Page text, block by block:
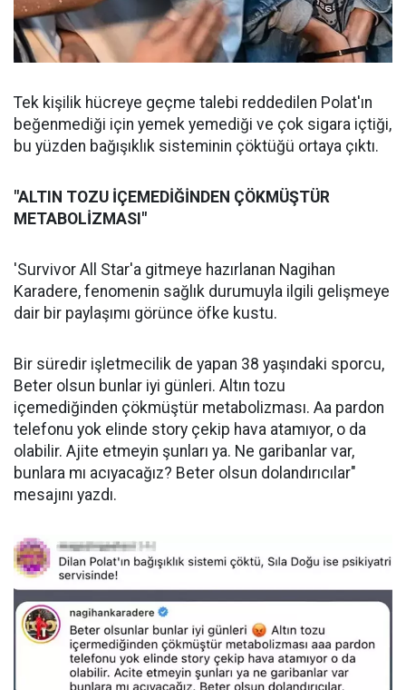
Tek kişilik hücreye geçme talebi reddedilen Polat'ın
beğenmediği için yemek yemediği ve çok sigara içtiği,
bu yüzden bağışıklık sisteminin çöktüğü ortaya çıktı.
"ALTIN TOZU İÇEMEDİĞİNDEN ÇÖKMÜŞTÜR
METABOLİZMASI"
'Survivor All Star'a gitmeye hazırlanan Nagihan
Karadere, fenomenin sağlık durumuyla ilgili gelişmeye
dair bir paylaşımı görünce öfke kustu.
Bir süredir işletmecilik de yapan 38 yaşındaki sporcu,
Beter olsun bunlar iyi günleri. Altın tozu
içemediğinden çökmüştür metabolizması. Aa pardon
telefonu yok elinde story çekip hava atamıyor, o da
olabilir. Ajite etmeyin şunları ya. Ne garibanlar var,
bunlara mı acıyacağız? Beter olsun dolandırıcılar"
mesajını yazdı.